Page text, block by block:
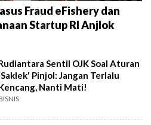
Fraud eFishery dan
Startup RI Anjlok
Sentil OJK Soal Aturan
Pinjol: Jangan Terlalu
Nanti Mati!